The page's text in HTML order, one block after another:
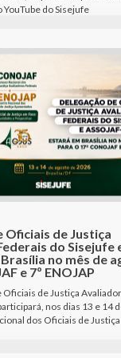
YouTube do Sisejufe
Oficiais de Justiça
do Sisejufe
no mês de
e 7º ENOJAP
Oficiais de Justiça
nos dias 13 e 14
dos Oficiais de